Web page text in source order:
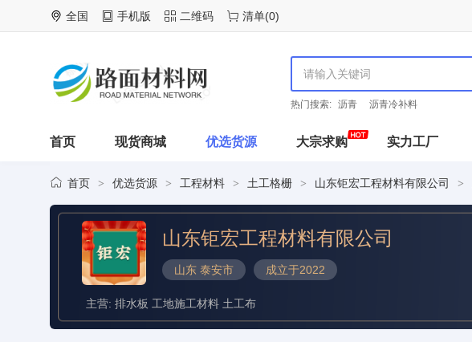
全国 手机版 二维码 清单(0)
热门搜索: 沥青 沥青冷补料
首页 现货商城 优选货源 大宗求购 实力工厂
首页 > 优选货源 > 工程材料 > 土工格栅 > 山东钜宏工程材料有限公司 >
山东钜宏工程材料有限公司
山东 泰安市 成立于2022
主营: 排水板 工地施工材料 土工布